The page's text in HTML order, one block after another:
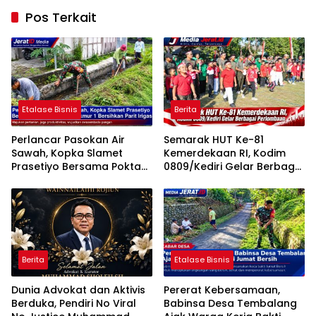
Pos Terkait
Etalase Bisnis
Perlancar Pasokan Air
Sawah, Kopka Slamet
Prasetiyo Bersama Poktan
Parit Irigasi
Berita
Semarak HUT Ke-81
Kemerdekaan RI, Kodim
0809/Kediri Gelar Berbagai
Berita
Dunia Advokat dan Aktivis
Berduka, Pendiri No Viral
Etalase Bisnis
Pererat Kebersamaan,
Babinsa Desa Tembalang